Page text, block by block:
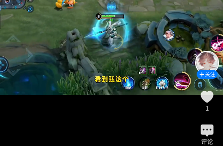
关注
1
评论